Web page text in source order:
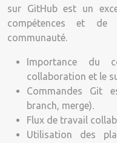
sur GitHub est un
compétences et
communauté.
Importance du
collaboration et le
Commandes Git
branch, merge).
Flux de travail
Utilisation des